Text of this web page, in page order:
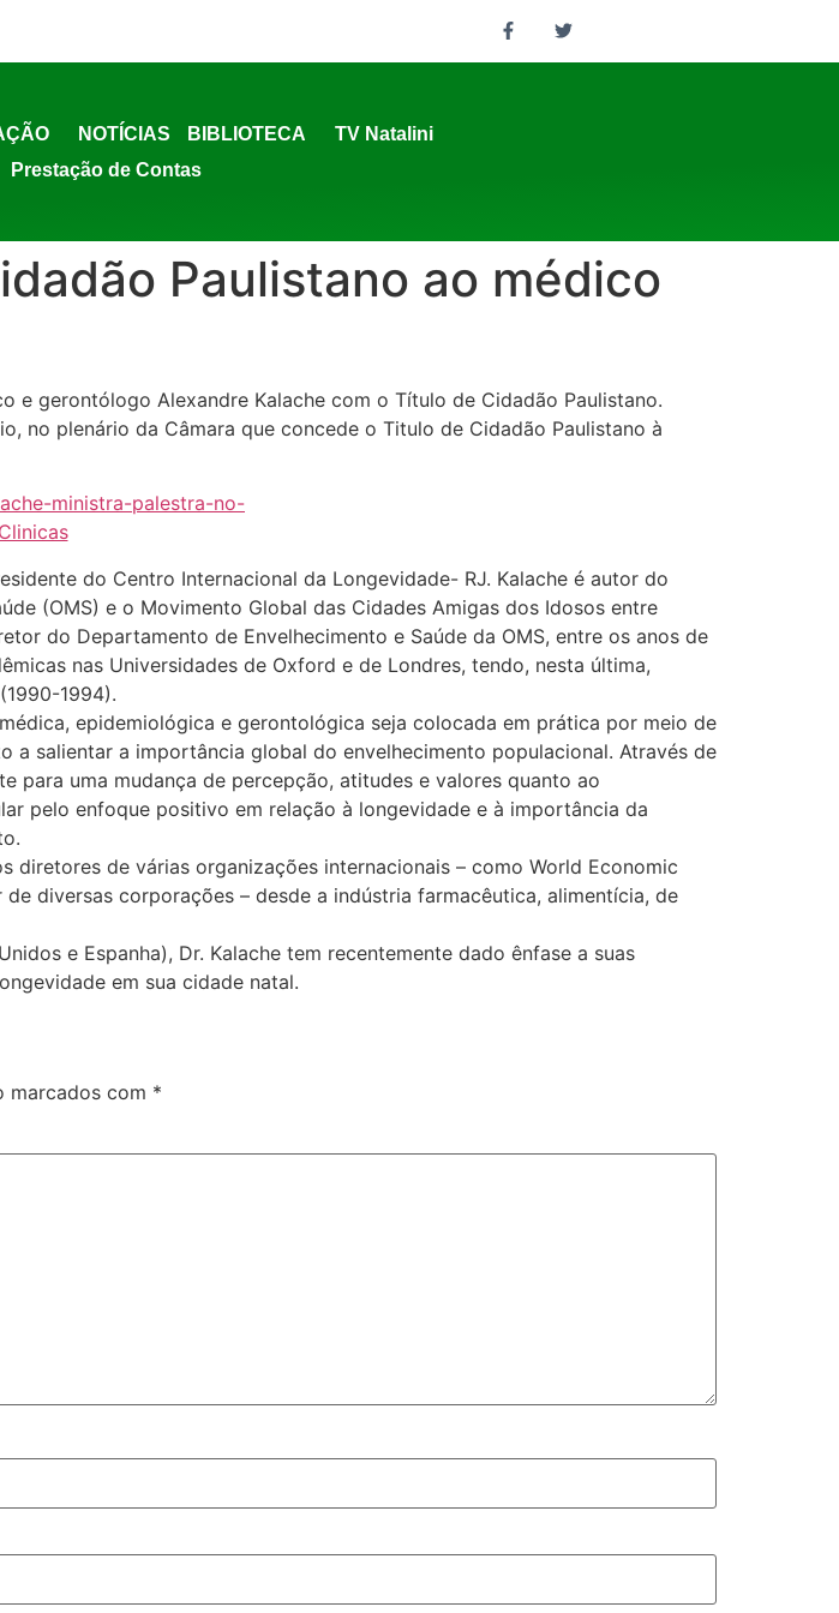
NOTÍCIAS BIBLIOTECA
TV Natalini
Prestação de Contas
Paulistano ao médico
e gerontólogo Alexandre Kalache com o Título de Cidadão Paulistano.
no plenário da Câmara que concede o Titulo de Cidadão Paulistano à
do Centro Internacional da Longevidade- RJ. Kalache é autor do
(OMS) e o Movimento Global das Cidades Amigas dos Idosos entre
do Departamento de Envelhecimento e Saúde da OMS, entre os anos de
nas Universidades de Oxford e de Londres, tendo, nesta última,
1994).
epidemiológica e gerontológica seja colocada em prática por meio de
a salientar a importância global do envelhecimento populacional. Através de
para uma mudança de percepção, atitudes e valores quanto ao
pelo enfoque positivo em relação à longevidade e à importância da
diretores de várias organizações internacionais – como World Economic
diversas corporações – desde a indústria farmacêutica, alimentícia, de
e Espanha), Dr. Kalache tem recentemente dado ênfase a suas
em sua cidade natal.
marcados com *